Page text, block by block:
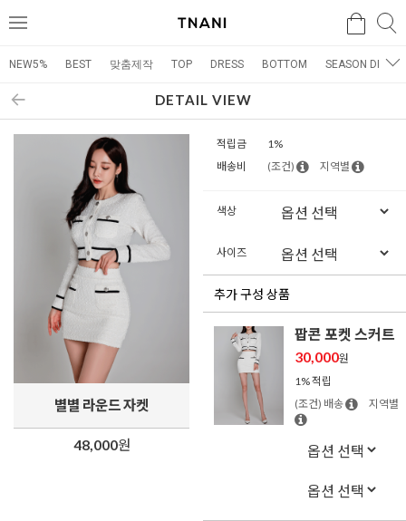
메
검색
NEW5% BEST 맞춤제작 TOP DRESS BOTTOM SEASON DRESS
DETAIL VIEW
별별 라운드 자켓
48,000원
적립금
1%
배송비
(조건) 지역별
색상
사이즈
추가 구성 상품
팝콘 포켓 스커트
30,000원
1% 적립
(조건) 배송
지역별